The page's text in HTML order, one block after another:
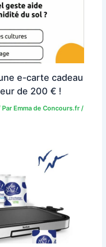
e-carte cadeau
de 200 € !
Par Emma de Concours.fr /